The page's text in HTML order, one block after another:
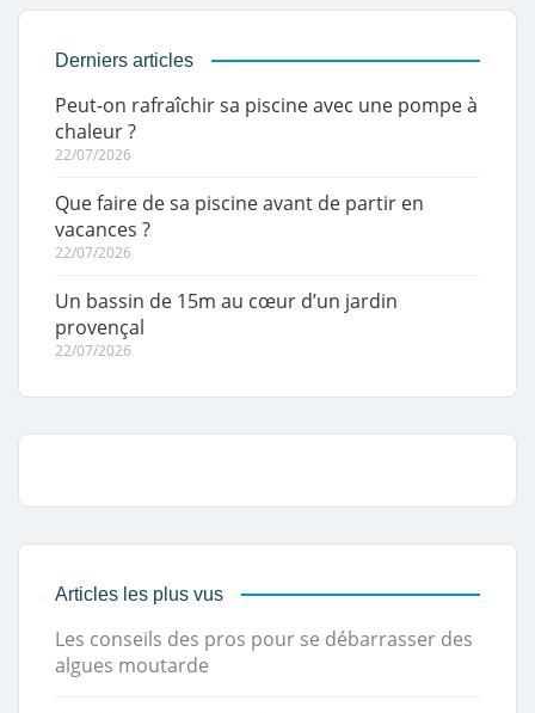
Derniers articles
Peut-on rafraîchir sa piscine avec une pompe à
chaleur ?
22/07/2026
Que faire de sa piscine avant de partir en
vacances ?
22/07/2026
Un bassin de 15m au cœur d’un jardin
provençal
22/07/2026
Articles les plus vus
Les conseils des pros pour se débarrasser des
algues moutarde